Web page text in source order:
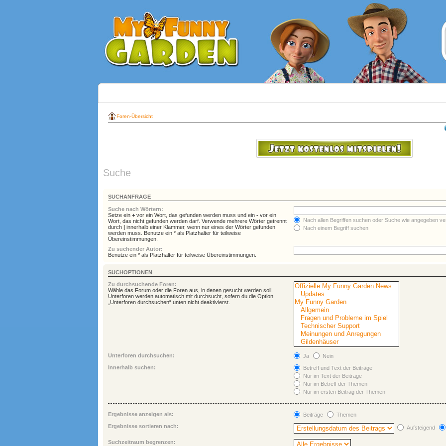
Foren-Übersicht
Suche
SUCHANFRAGE
Suche nach Wörtern:
Setze ein + vor ein Wort, das gefunden werden muss und ein - vor ein
Wort, das nicht gefunden werden darf. Verwende mehrere Wörter getrennt
durch | innerhalb einer Klammer, wenn nur eines der Wörter gefunden
werden muss. Benutze ein * als Platzhalter für teilweise
Übereinstimmungen.
Nach allen Begriffen suchen oder Suche wie angegeben
Nach einem Begriff suchen
Zu suchender Autor:
Benutze ein * als Platzhalter für teilweise Übereinstimmungen.
SUCHOPTIONEN
Zu durchsuchende Foren:
Wähle das Forum oder die Foren aus, in denen gesucht werden soll.
Unterforen werden automatisch mit durchsucht, sofern du die Option
„Unterforen durchsuchen“ unten nicht deaktivierst.
Unterforen durchsuchen: Ja
Nein
Innerhalb suchen:
Betreff und Text der Beiträge
Nur im Text der Beiträge
Nur im Betreff der Themen
Nur im ersten Beitrag der Themen
Ergebnisse anzeigen als: Beiträge
Themen
Ergebnisse sortieren nach:
Aufsteigend
Suchzeitraum begrenzen: